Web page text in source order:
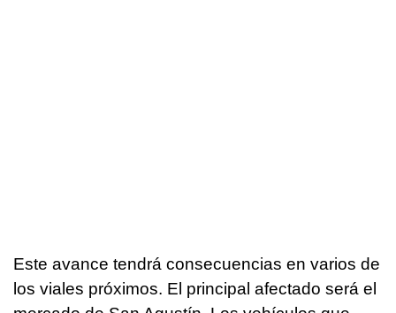
Este avance tendrá consecuencias en varios de
los viales próximos. El principal afectado será el